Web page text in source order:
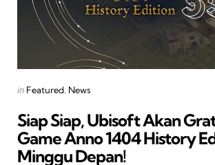
Categories
Posted
in Featured News
Siap Siap, Ubisoft Akan
Game Anno 1404 History
Minggu Depan!